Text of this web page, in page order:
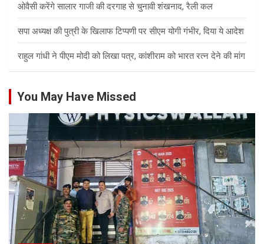
ओवैसी करेंगे सालार गाजी की दरगाह से चुनावी शंखनाद, रैली कल
सपा अध्यक्ष की पुत्री के खिलाफ टिप्पणी पर सीएम योगी गंभीर, दिया ये आदेश
राहुल गांधी ने पीएम मोदी को लिखा पत्र, कांशीराम को भारत रत्न देने की मांग
You May Have Missed